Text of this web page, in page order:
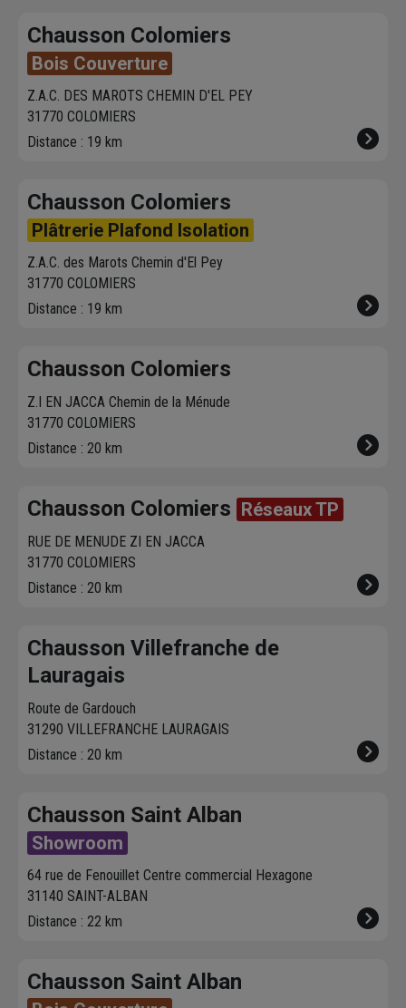
Chausson Colomiers
Bois Couverture
Z.A.C. DES MAROTS CHEMIN D'EL PEY
31770 COLOMIERS
Distance : 19 km
Chausson Colomiers
Plâtrerie Plafond Isolation
Z.A.C. des Marots Chemin d'El Pey
31770 COLOMIERS
Distance : 19 km
Chausson Colomiers
Z.I EN JACCA Chemin de la Ménude
31770 COLOMIERS
Distance : 20 km
Chausson Colomiers Réseaux TP
RUE DE MENUDE ZI EN JACCA
31770 COLOMIERS
Distance : 20 km
Chausson Villefranche de
Lauragais
Route de Gardouch
31290 VILLEFRANCHE LAURAGAIS
Distance : 20 km
Chausson Saint Alban
Showroom
64 rue de Fenouillet Centre commercial Hexagone
31140 SAINT-ALBAN
Distance : 22 km
Chausson Saint Alban